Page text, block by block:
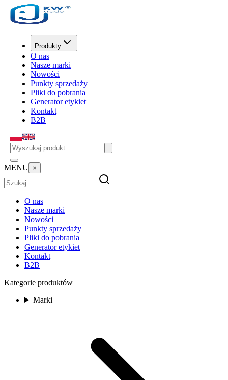
Produkty
O nas
Nasze marki
Nowości
Punkty sprzedaży
Pliki do pobrania
Generator etykiet
Kontakt
B2B
MENU ×
O nas
Nasze marki
Nowości
Punkty sprzedaży
Pliki do pobrania
Generator etykiet
Kontakt
B2B
Kategorie produktów
Marki